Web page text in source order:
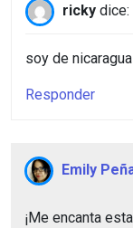
ricky dice:
soy de nicaragua
Responder
Emily
¡Me encanta